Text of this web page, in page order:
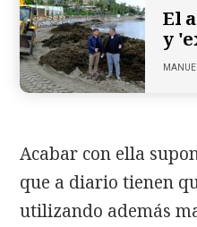
El
y
Acabar con ella
que a diario tienen
utilizando además